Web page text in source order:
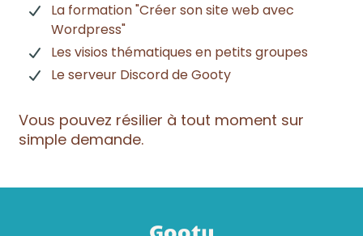
La formation "Créer son site web avec
Wordpress"
Les visios thématiques en petits groupes
Le serveur Discord de Gooty
Vous pouvez résilier à tout moment sur
simple demande.
Gooty